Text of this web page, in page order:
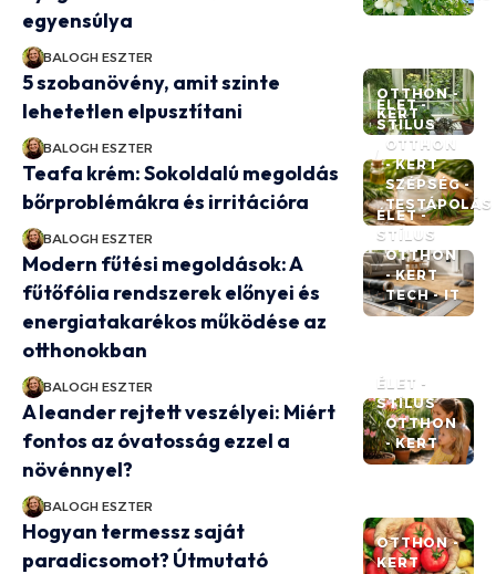
egyensúlya
BALOGH ESZTER
OTTHON -
KERT
5 szobanövény, amit szinte
lehetetlen elpusztítani
BALOGH ESZTER
ÉLET -
STÍLUS
OTTHON
- KERT
SZÉPSÉG -
TESTÁPOLÁS
Teafa krém: Sokoldalú megoldás
bőrproblémákra és irritációra
BALOGH ESZTER
ÉLET -
STÍLUS
OTTHON
- KERT
TECH - IT
Modern fűtési megoldások: A
fűtőfólia rendszerek előnyei és
energiatakarékos működése az
otthonokban
BALOGH ESZTER
ÉLET -
STÍLUS
OTTHON
- KERT
A leander rejtett veszélyei: Miért
fontos az óvatosság ezzel a
növénnyel?
BALOGH ESZTER
OTTHON -
KERT
Hogyan termessz saját
paradicsomot? Útmutató